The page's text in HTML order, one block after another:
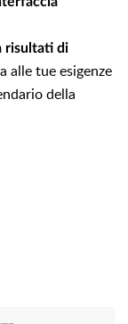
risultati di
alle tue esigenze
della